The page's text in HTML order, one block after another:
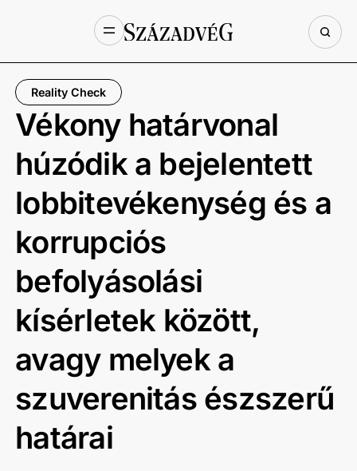
Reality Check
Vékony határvonal
húzódik a bejelentett
lobbitevékenység és a
korrupciós
befolyásolási
kísérletek között,
avagy melyek a
szuverenitás észszerű
határai